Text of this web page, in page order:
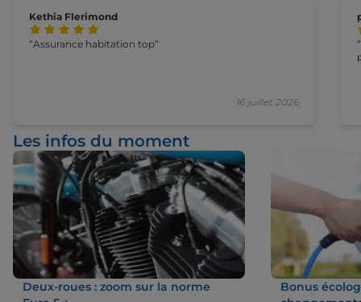
Kethia Flerimond
16 juillet 2026
Assurance habitation top
Les infos du moment
Deux-roues : zoom sur la norme
Bonus